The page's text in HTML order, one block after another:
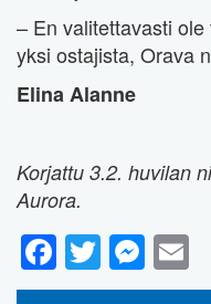
– En valitettavasti
yksi ostajista, Orava
Elina Alanne
Korjattu 3.2. huvilan
Aurora.
Facebook
Twitter